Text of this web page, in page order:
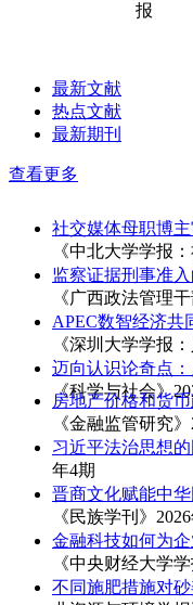
报
最新文献
热点文献
最新期刊
查看更多
社交媒体母职博
《中北大学学报
监察证据刑事准
《广西政法管理
APEC数智经济共
《深圳大学学报
迈向认识论奇点
《科学与社会》
房地产价格和货
《金融监管研究
习近平法治思想
年4期
晋商文化赋能中
《民族学刊》
金融科技如何为
《中央财经大学
不同施肥措施对